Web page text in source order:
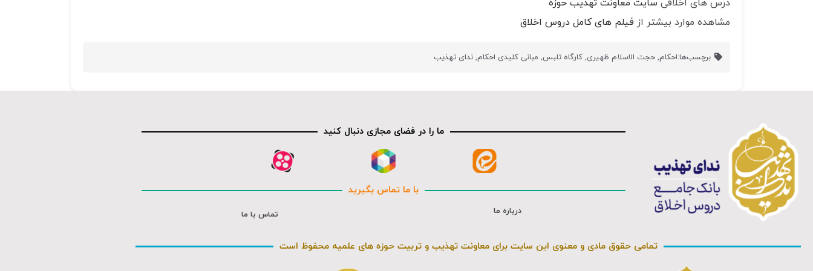
درس های اخلاقی سایت معاونت تهذیب حوزه
مشاهده موارد بیشتر از فیلم های کامل دروس اخلاق
برچسب‌ها:احکام,حجت الاسلام ظهیری,کارگاه تلبس, مبانی کلیدی احکام,ندای تهذیب
ما را در فضای مجازی دنبال کنید
با ما تماس بگیرید
درباره ما تماس با ما
تمامی حقوق مادی و معنوی این سایت برای معاونت تهذیب و تربیت حوزه های علمیه محفوظ است